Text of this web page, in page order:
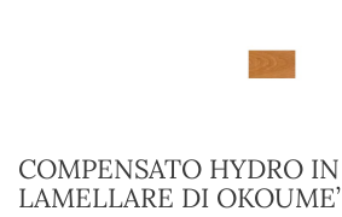
COMPENSATO HYDRO IN
LAMELLARE DI OKOUME’